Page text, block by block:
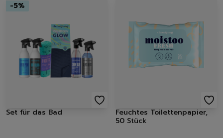
Handseifen
Handschuhe
Müllbeutel | Eimer
Haushaltspapier
Tücher | Schwämme |
Schwämme |
Bürsten
-5%
Set für das Bad
Feuchtes Toilettenpapier,
50 Stück